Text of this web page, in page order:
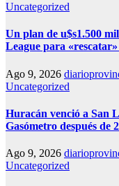
Uncategorized
Un plan de u$s1.500
League para
Ago 9, 2026
Uncategorized
Huracán venció a San
Gasómetro después de
Ago 9, 2026
Uncategorized